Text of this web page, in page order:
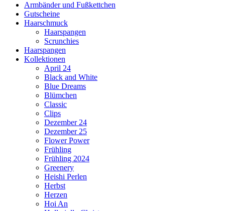
Armbänder und Fußkettchen
Gutscheine
Haarschmuck
Haarspangen
Scrunchies
Haarspangen
Kollektionen
April 24
Black and White
Blue Dreams
Blümchen
Classic
Clips
Dezember 24
Dezember 25
Flower Power
Frühling
Frühling 2024
Greenery
Heishi Perlen
Herbst
Herzen
Hoi An